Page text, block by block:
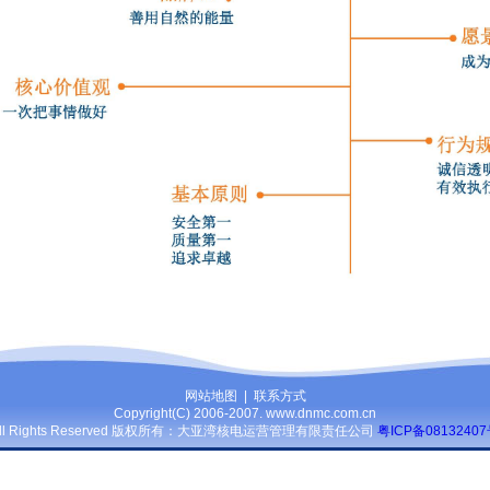
网站地图
联系方式
Copyright(C) 2006-2007. www.dnmc.com.cn
Rights Reserved 版权所有：大亚湾核电运营管理有限责任公司 粤ICP备08132407